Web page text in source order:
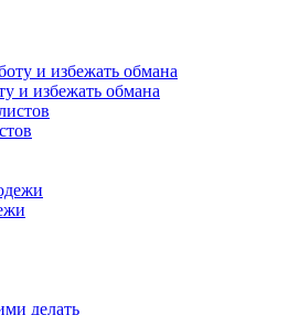
и избежать обмана